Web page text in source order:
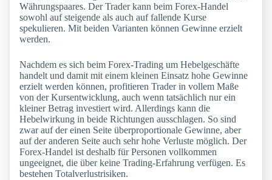
Währungspaares. Der Trader kann beim Forex-Handel
sowohl auf steigende als auch auf fallende Kurse
spekulieren. Mit beiden Varianten können Gewinne erzielt
werden.
Nachdem es sich beim Forex-Trading um Hebelgeschäfte
handelt und damit mit einem kleinen Einsatz hohe Gewinne
erzielt werden können, profitieren Trader in vollem Maße
von der Kursentwicklung, auch wenn tatsächlich nur ein
kleiner Betrag investiert wird. Allerdings kann die
Hebelwirkung in beide Richtungen ausschlagen. So sind
zwar auf der einen Seite überproportionale Gewinne, aber
auf der anderen Seite auch sehr hohe Verluste möglich. Der
Forex-Handel ist deshalb für Personen vollkommen
ungeeignet, die über keine Trading-Erfahrung verfügen. Es
bestehen Totalverlustrisiken.